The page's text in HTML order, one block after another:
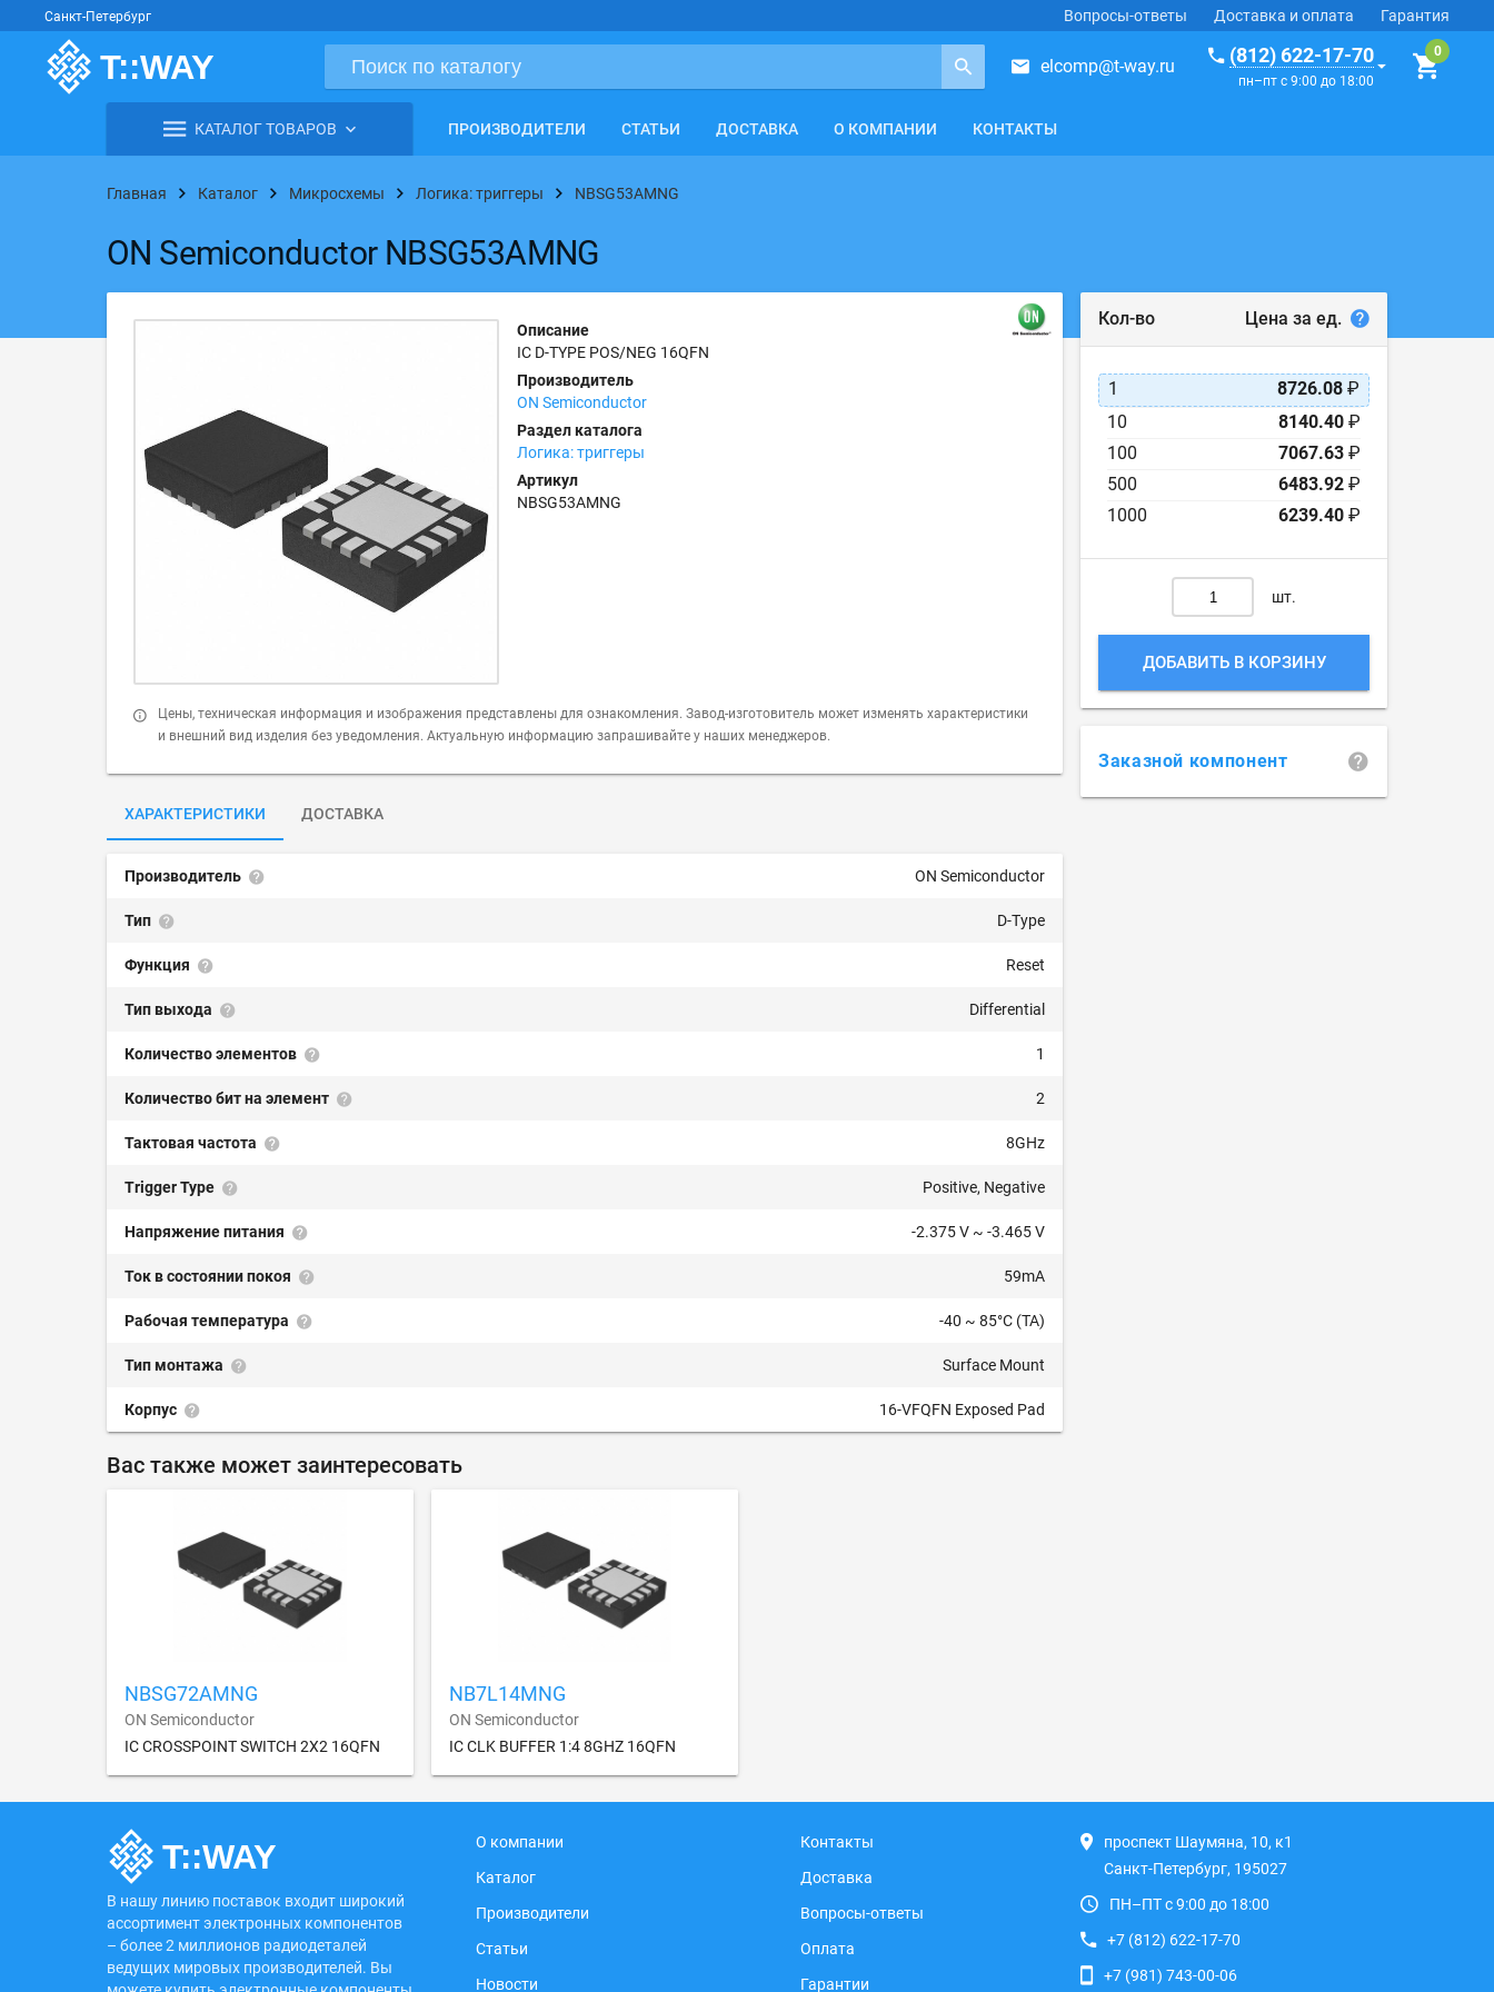
Санкт-Петербург Вопросы-ответы Доставка и оплата Гарантия
elcomp@t-way.ru (812) 622-17-70
пн–пт с 9:00 до 18:00
КАТАЛОГ ТОВАРОВ ПРОИЗВОДИТЕЛИ СТАТЬИ ДОСТАВКА О КОМПАНИИ КОНТАКТЫ
Главная Каталог Микросхемы Логика: триггеры NBSG53AMNG
ON Semiconductor NBSG53AMNG
Описание
IC D-TYPE POS/NEG 16QFN
Производитель
ON Semiconductor
Раздел каталога
Логика: триггеры
Артикул
NBSG53AMNG
Цены, техническая информация и изображения представлены для ознакомления. Завод-изготовитель может изменять характеристики
и внешний вид изделия без уведомления. Актуальную информацию запрашивайте у наших менеджеров.
ХАРАКТЕРИСТИКИ ДОСТАВКА
Производитель ON Semiconductor
Тип D-Type
Функция Reset
Тип выхода Differential
Количество элементов 1
Количество бит на элемент 2
Тактовая частота 8GHz
Trigger Type Positive, Negative
Напряжение питания -2.375 V ~ -3.465 V
Ток в состоянии покоя 59mA
Рабочая температура -40 ~ 85°C (TA)
Тип монтажа Surface Mount
Корпус 16-VFQFN Exposed Pad
Кол-во Цена за ед.
1 8726.08 ₽
10
8140.40 ₽
100
7067.63 ₽
500
6483.92 ₽
1000
6239.40 ₽
шт.
ДОБАВИТЬ В КОРЗИНУ
Заказной компонент
Вас также может заинтересовать
NBSG72AMNG
ON Semiconductor
IC CROSSPOINT SWITCH 2X2 16QFN
NB7L14MNG
ON Semiconductor
IC CLK BUFFER 1:4 8GHZ 16QFN
В нашу линию поставок входит широкий
ассортимент электронных компонентов
– более 2 миллионов радиодеталей
ведущих мировых производителей. Вы
О компании
Каталог
Производители
Статьи
Новости
Контакты
Доставка
Вопросы-ответы
Оплата
Гарантии
проспект Шаумяна, 10, к1
Санкт-Петербург, 195027
ПН–ПТ с 9:00 до 18:00
+7 (812) 622-17-70
+7 (981) 743-00-06